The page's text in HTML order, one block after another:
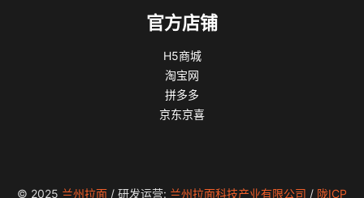
官方店铺
H5商城
淘宝网
拼多多
京东京喜
© 2025 兰州拉面 / 研发运营: 兰州拉面科技产业有限公司 / 陇ICP